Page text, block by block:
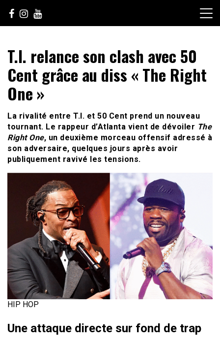
content
sunuculture
T.I. relance son clash avec 50
Cent grâce au diss « The Right
One »
La rivalité entre T.I. et 50 Cent prend un nouveau
tournant. Le rappeur d’Atlanta vient de dévoiler The
Right One, un deuxième morceau offensif adressé à
son adversaire, quelques jours après avoir
publiquement ravivé les tensions.
HIP HOP
Une attaque directe sur fond de trap